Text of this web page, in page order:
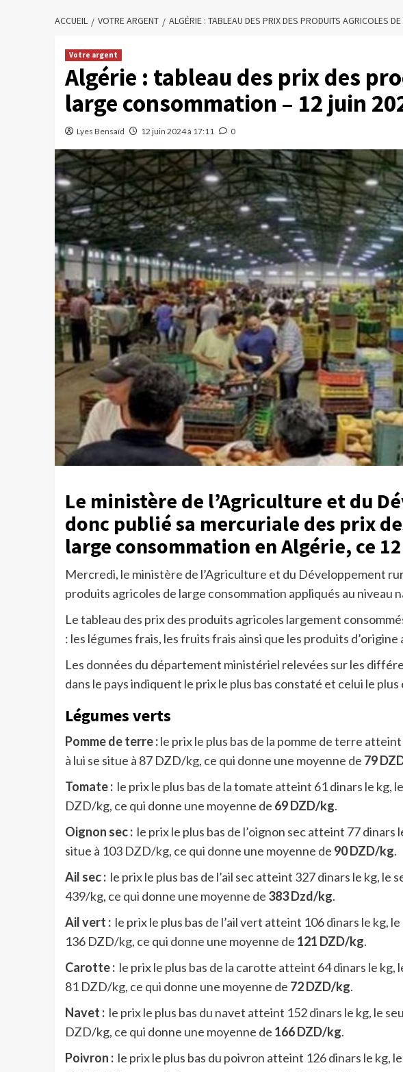
ACCUEIL VOTRE ARGENT ALGÉRIE : TABLEAU DES PRIX DES PRODUITS AGRICOLES
Votre argent
Algérie : tableau des prix des
large consommation – 12 juin
Lyes Bensaïd 12 juin 2024 à 17:11 0
Le ministère de l’Agriculture et du
donc publié sa mercuriale des prix
large consommation en Algérie, ce
Mercredi, le ministère de l’Agriculture et du Développement
produits agricoles de large consommation appliqués au niveau
Le tableau des prix des produits agricoles largement
: les légumes frais, les fruits frais ainsi que les produits d’origine
Les données du département ministériel relevées sur les
dans le pays indiquent le prix le plus bas constaté et celui le
Légumes verts
Pomme de terre :le prix le plus bas de la pomme de terre
à lui se situe à 87 DZD/kg, ce qui donne une moyenne de 79
Tomate : le prix le plus bas de la tomate atteint 61 dinars le kg,
DZD/kg, ce qui donne une moyenne de 69 DZD/kg.
Oignon sec : le prix le plus bas de l’oignon sec atteint 77 dinars
situe à 103 DZD/kg, ce qui donne une moyenne de 90 DZD/kg.
Ail sec : le prix le plus bas de l’ail sec atteint 327 dinars le kg, le
439/kg, ce qui donne une moyenne de 383 Dzd/kg.
Ail vert : le prix le plus bas de l’ail vert atteint 106 dinars le kg,
136 DZD/kg, ce qui donne une moyenne de 121 DZD/kg.
Carotte : le prix le plus bas de la carotte atteint 64 dinars le kg,
81 DZD/kg, ce qui donne une moyenne de 72 DZD/kg.
Navet : le prix le plus bas du navet atteint 152 dinars le kg, le
DZD/kg, ce qui donne une moyenne de 166 DZD/kg.
Poivron : le prix le plus bas du poivron atteint 126 dinars le kg,